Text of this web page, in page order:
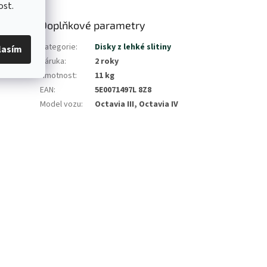
Doplňkové parametry
Kategorie:
Disky z lehké slitiny
Záruka:
2 roky
Hmotnost:
11 kg
EAN:
5E0071497L 8Z8
Model vozu: Octavia III, Octavia IV